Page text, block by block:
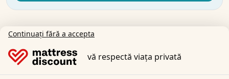
Pernă Visco pentru un somn fără
greutate
Continuați fără a accepta
vă respectă viața privată